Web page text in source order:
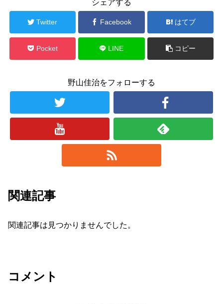
シェアする
Twitter Facebook はてブ
Pocket LINE コピー
野山佳治をフォローする
関連記事
関連記事は見つかりませんでした。
コメント